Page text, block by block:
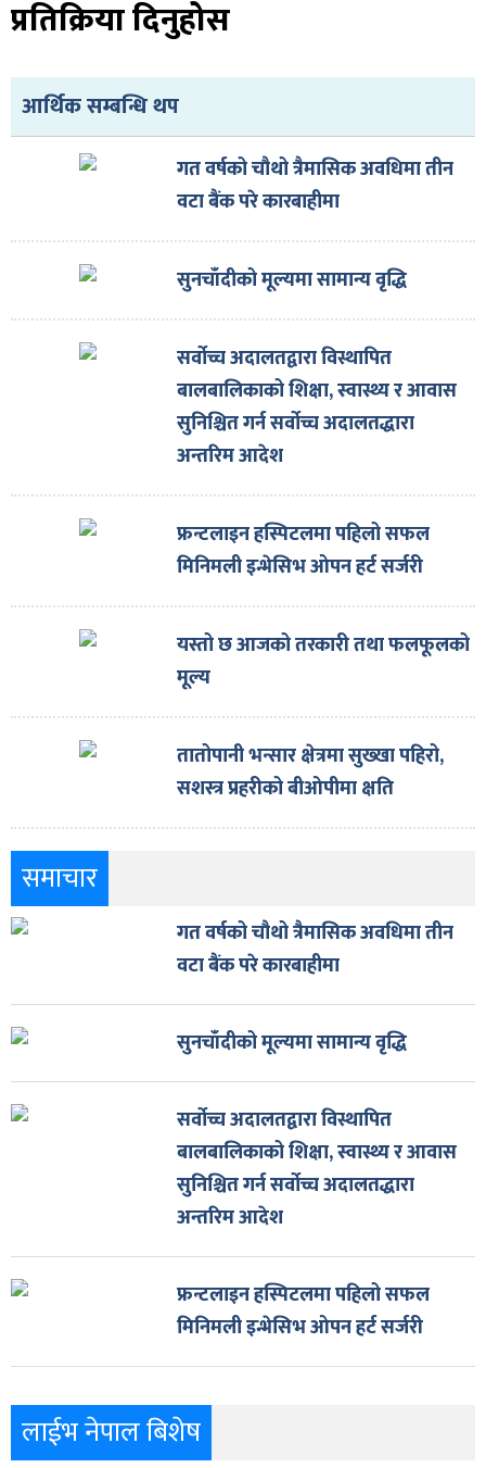
प्रतिक्रिया दिनुहोस
आर्थिक सम्बन्धि थप
गत वर्षको चौथो त्रैमासिक अवधिमा तीन
वटा बैंक परे कारबाहीमा
सुनचाँदीको मूल्यमा सामान्य वृद्धि
सर्वोच्च अदालतद्वारा विस्थापित
बालबालिकाको शिक्षा, स्वास्थ्य र आवास
सुनिश्चित गर्न सर्वोच्च अदालतद्धारा
अन्तरिम आदेश
फ्रन्टलाइन हस्पिटलमा पहिलो सफल
मिनिमली इन्भेसिभ ओपन हर्ट सर्जरी
यस्तो छ आजको तरकारी तथा फलफूलको
मूल्य
तातोपानी भन्सार क्षेत्रमा सुख्खा पहिरो,
सशस्त्र प्रहरीको बीओपीमा क्षति
समाचार
गत वर्षको चौथो त्रैमासिक अवधिमा तीन
वटा बैंक परे कारबाहीमा
सुनचाँदीको मूल्यमा सामान्य वृद्धि
सर्वोच्च अदालतद्वारा विस्थापित
बालबालिकाको शिक्षा, स्वास्थ्य र आवास
सुनिश्चित गर्न सर्वोच्च अदालतद्धारा
अन्तरिम आदेश
फ्रन्टलाइन हस्पिटलमा पहिलो सफल
मिनिमली इन्भेसिभ ओपन हर्ट सर्जरी
लाईभ नेपाल बिशेष